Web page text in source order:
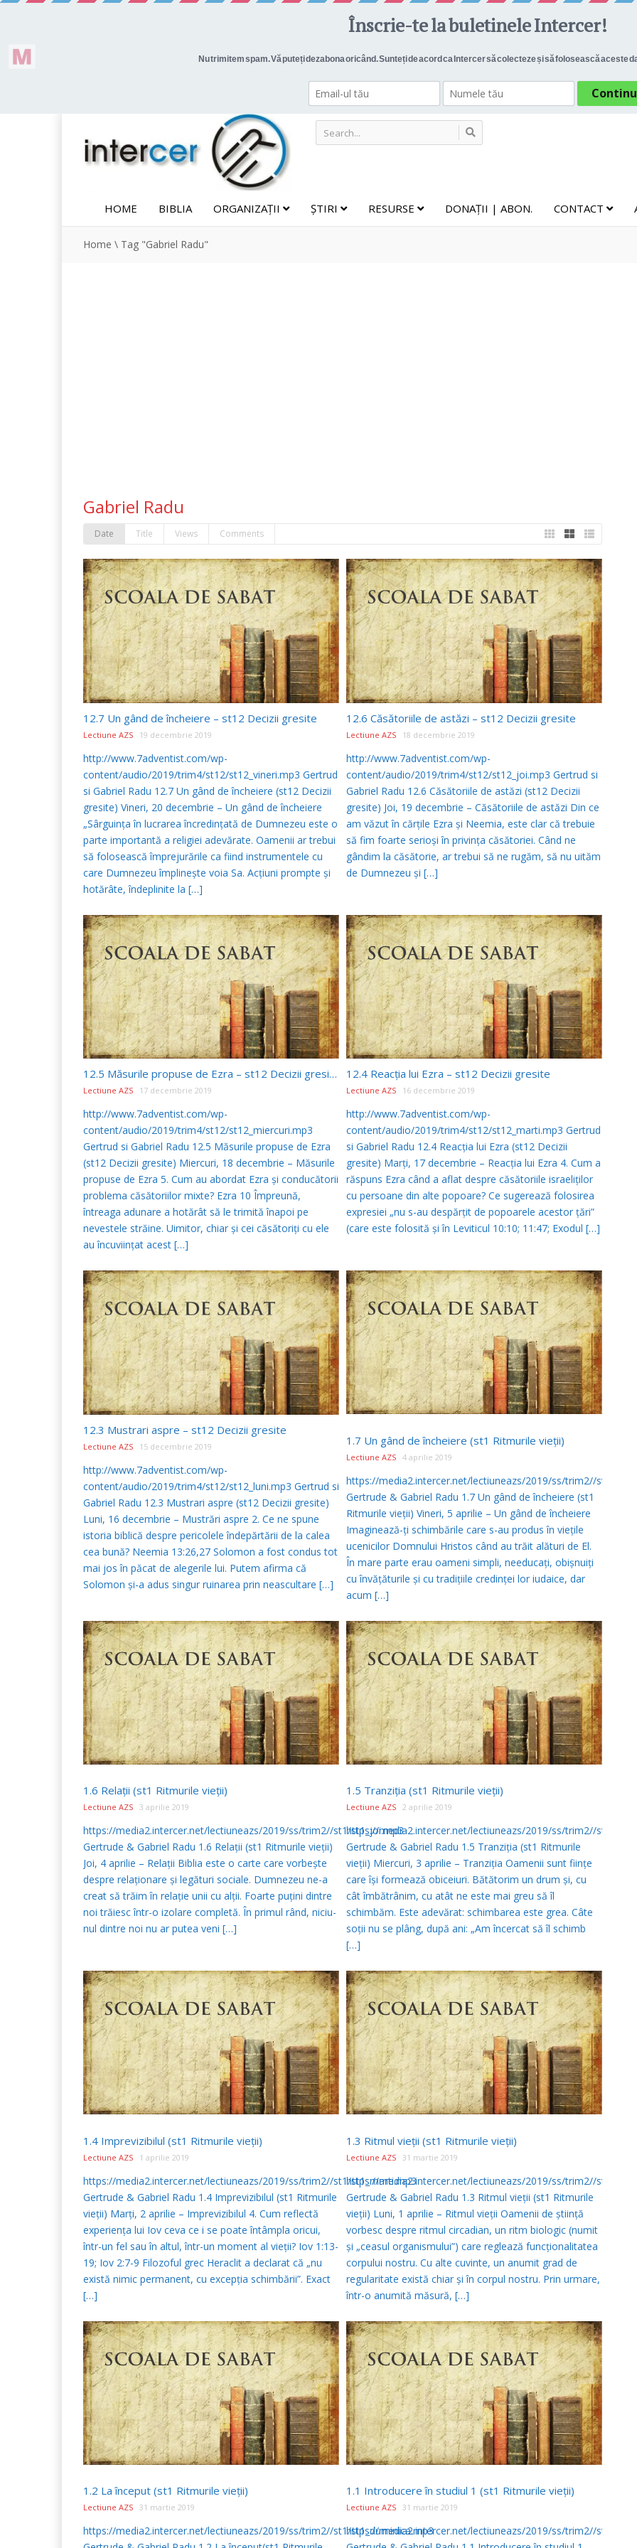
HOME BIBLIA ORGANIZAȚII ȘTIRI RESURSE DONAȚII | ABON. CONTACT
Home \ Tag "Gabriel Radu"
Gabriel Radu
Date Title Views Comments
12.7 Un gând de încheiere – st12 Decizii gresite
Lectiune AZS 19 decembrie 2019
http://www.7adventist.com/wp-
content/audio/2019/trim4/st12/st12_vineri.mp3 Gertrud
si Gabriel Radu 12.7 Un gând de încheiere (st12 Decizii
gresite) Vineri, 20 decembrie – Un gând de încheiere
„Sârguinţa în lucrarea încredinţată de Dumnezeu este o
parte importantă a religiei adevărate. Oamenii ar trebui
să folosească împrejurările ca fiind instrumentele cu
care Dumnezeu împlineşte voia Sa. Acţiuni prompte şi
hotărâte, îndeplinite la […]
12.6 Căsătoriile de astăzi – st12 Decizii gresite
Lectiune AZS 18 decembrie 2019
http://www.7adventist.com/wp-
content/audio/2019/trim4/st12/st12_joi.mp3 Gertrud si
Gabriel Radu 12.6 Căsătoriile de astăzi (st12 Decizii
gresite) Joi, 19 decembrie – Căsătoriile de astăzi Din ce
am văzut în cărţile Ezra şi Neemia, este clar că trebuie
să fim foarte serioşi în privinţa căsătoriei. Când ne
gândim la căsătorie, ar trebui să ne rugăm, să nu uităm
de Dumnezeu şi […]
12.5 Măsurile propuse de Ezra – st12 Decizii gresite
Lectiune AZS 17 decembrie 2019
http://www.7adventist.com/wp-
content/audio/2019/trim4/st12/st12_miercuri.mp3
Gertrud si Gabriel Radu 12.5 Măsurile propuse de Ezra
(st12 Decizii gresite) Miercuri, 18 decembrie – Măsurile
propuse de Ezra 5. Cum au abordat Ezra şi conducătorii
problema căsătoriilor mixte? Ezra 10 Împreună,
întreaga adunare a hotărât să le trimită înapoi pe
nevestele străine. Uimitor, chiar şi cei căsătoriţi cu ele
au încuviinţat acest […]
12.4 Reacţia lui Ezra – st12 Decizii gresite
Lectiune AZS 16 decembrie 2019
http://www.7adventist.com/wp-
content/audio/2019/trim4/st12/st12_marti.mp3 Gertrud
si Gabriel Radu 12.4 Reacţia lui Ezra (st12 Decizii
gresite) Marţi, 17 decembrie – Reacţia lui Ezra 4. Cum a
răspuns Ezra când a aflat despre căsătoriile israeliţilor
cu persoane din alte popoare? Ce sugerează folosirea
expresiei „nu s-au despărţit de popoarele acestor ţări”
(care este folosită şi în Leviticul 10:10; 11:47; Exodul […]
12.3 Mustrari aspre – st12 Decizii gresite
Lectiune AZS 15 decembrie 2019
http://www.7adventist.com/wp-
content/audio/2019/trim4/st12/st12_luni.mp3 Gertrud si
Gabriel Radu 12.3 Mustrari aspre (st12 Decizii gresite)
Luni, 16 decembrie – Mustrări aspre 2. Ce ne spune
istoria biblică despre pericolele îndepărtării de la calea
cea bună? Neemia 13:26,27 Solomon a fost condus tot
mai jos în păcat de alegerile lui. Putem afirma că
Solomon şi-a adus singur ruinarea prin neascultare […]
1.7 Un gând de încheiere (st1 Ritmurile vieţii)
Lectiune AZS 4 aprilie 2019
https://media2.intercer.net/lectiuneazs/2019/ss/trim2//st1/
Gertrude & Gabriel Radu 1.7 Un gând de încheiere (st1
Ritmurile vieţii) Vineri, 5 aprilie – Un gând de încheiere
Imaginează-ţi schimbările care s-au produs în vieţile
ucenicilor Domnului Hristos când au trăit alături de El.
În mare parte erau oameni simpli, needucaţi, obişnuiţi
cu învăţăturile şi cu tradiţiile credinţei lor iudaice, dar
acum […]
1.6 Relaţii (st1 Ritmurile vieţii)
Lectiune AZS 3 aprilie 2019
https://media2.intercer.net/lectiuneazs/2019/ss/trim2//st1/st1_joi.mp3
Gertrude & Gabriel Radu 1.6 Relaţii (st1 Ritmurile vieţii)
Joi, 4 aprilie – Relaţii Biblia este o carte care vorbeşte
despre relaţionare şi legături sociale. Dumnezeu ne-a
creat să trăim în relaţie unii cu alţii. Foarte puţini dintre
noi trăiesc într-o izolare completă. În primul rând, niciu-
nul dintre noi nu ar putea veni […]
1.5 Tranziţia (st1 Ritmurile vieţii)
Lectiune AZS 2 aprilie 2019
https://media2.intercer.net/lectiuneazs/2019/ss/trim2//st1/
Gertrude & Gabriel Radu 1.5 Tranziţia (st1 Ritmurile
vieţii) Miercuri, 3 aprilie – Tranziţia Oamenii sunt fiinţe
care îşi formează obiceiuri. Bătătorim un drum şi, cu
cât îmbătrânim, cu atât ne este mai greu să îl
schimbăm. Este adevărat: schimbarea este grea. Câte
soţii nu se plâng, după ani: „Am încercat să îl schimb
[…]
1.4 Imprevizibilul (st1 Ritmurile vieţii)
Lectiune AZS 1 aprilie 2019
https://media2.intercer.net/lectiuneazs/2019/ss/trim2//st1/st1_marti.mp3
Gertrude & Gabriel Radu 1.4 Imprevizibilul (st1 Ritmurile
vieţii) Marţi, 2 aprilie – Imprevizibilul 4. Cum reflectă
experienţa lui Iov ceva ce i se poate întâmpla oricui,
într-un fel sau în altul, într-un moment al vieţii? Iov 1:13-
19; Iov 2:7-9 Filozoful grec Heraclit a declarat că „nu
există nimic permanent, cu excepţia schimbării”. Exact
[…]
1.3 Ritmul vieţii (st1 Ritmurile vieţii)
Lectiune AZS 31 martie 2019
https://media2.intercer.net/lectiuneazs/2019/ss/trim2//st1/
Gertrude & Gabriel Radu 1.3 Ritmul vieţii (st1 Ritmurile
vieţii) Luni, 1 aprilie – Ritmul vieţii Oamenii de ştiinţă
vorbesc despre ritmul circadian, un ritm biologic (numit
şi „ceasul organismului”) care reglează funcţionalitatea
corpului nostru. Cu alte cuvinte, un anumit grad de
regularitate există chiar şi în corpul nostru. Prin urmare,
într-o anumită măsură, […]
1.2 La început (st1 Ritmurile vieţii)
Lectiune AZS 31 martie 2019
https://media2.intercer.net/lectiuneazs/2019/ss/trim2//st1/st1_duminica.mp3
1.1 Introducere în studiul 1 (st1 Ritmurile vieţii)
Lectiune AZS 31 martie 2019
https://media2.intercer.net/lectiuneazs/2019/ss/trim2//st1/